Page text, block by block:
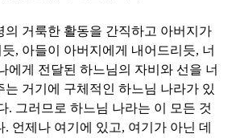
의 거룩한 활동을 간직하고 아버지가
, 아들이 아버지에게 내어드리듯, 너
에게 전달된 하느님의 자비와 선을 너
는 거기에 구체적인 하느님 나라가 있
. 그러므로 하느님 나라는 이 모든 것
. 언제나 여기에 있고, 여기가 아닌 데